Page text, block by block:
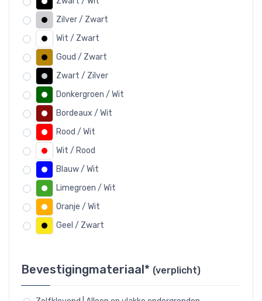
Zilver / Zwart
Wit / Zwart
Goud / Zwart
Zwart / Zilver
Donkergroen / Wit
Bordeaux / Wit
Rood / Wit
Wit / Rood
Blauw / Wit
Limegroen / Wit
Oranje / Wit
Geel / Zwart
Bevestigingmateriaal* (verplicht)